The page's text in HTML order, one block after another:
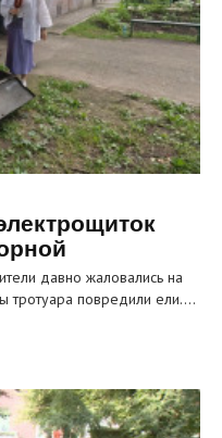
давно жаловались на
тротуара повредили ели.…